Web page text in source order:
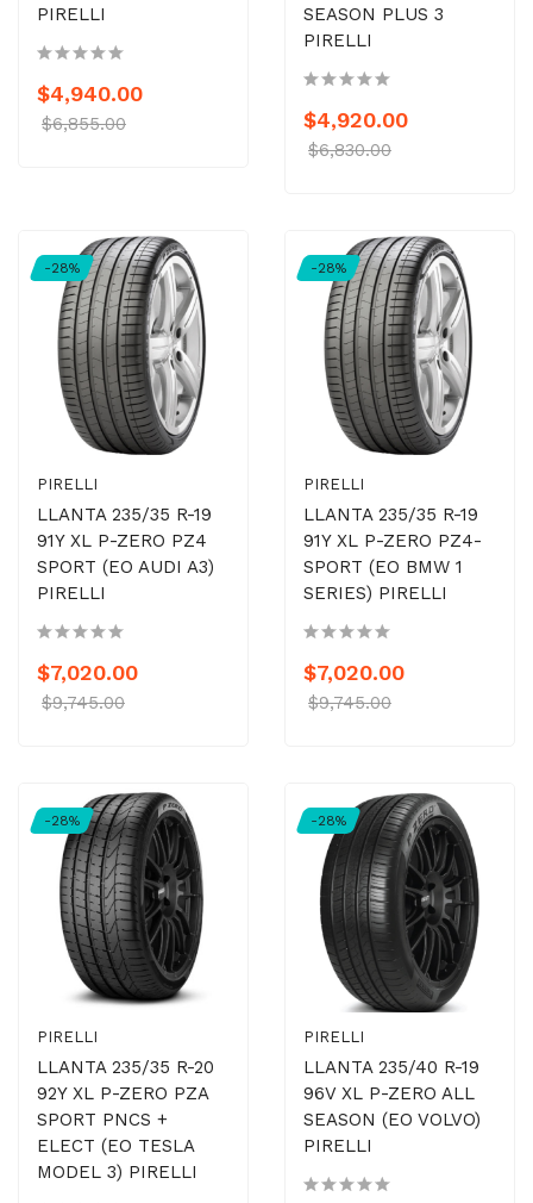
PIRELLI
$4,940.00
$6,855.00
SEASON PLUS 3
PIRELLI
$4,920.00
$6,830.00
-28%
PIRELLI
LLANTA 235/35 R-19
91Y XL P-ZERO PZ4
SPORT (EO AUDI A3)
PIRELLI
$7,020.00
$9,745.00
-28%
PIRELLI
LLANTA 235/35 R-19
91Y XL P-ZERO PZ4-
SPORT (EO BMW 1
SERIES) PIRELLI
$7,020.00
$9,745.00
-28%
PIRELLI
LLANTA 235/35 R-20
92Y XL P-ZERO PZA
SPORT PNCS +
ELECT (EO TESLA
MODEL 3) PIRELLI
-28%
PIRELLI
LLANTA 235/40 R-19
96V XL P-ZERO ALL
SEASON (EO VOLVO)
PIRELLI